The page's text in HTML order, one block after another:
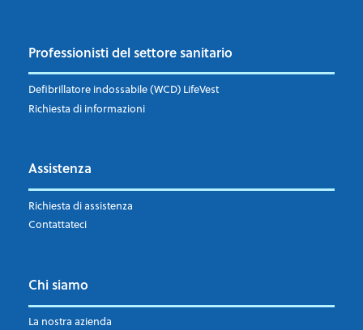
Professionisti del settore sanitario
Defibrillatore indossabile (WCD) LifeVest
Richiesta di informazioni
Assistenza
Richiesta di assistenza
Contattateci
Chi siamo
La nostra azienda